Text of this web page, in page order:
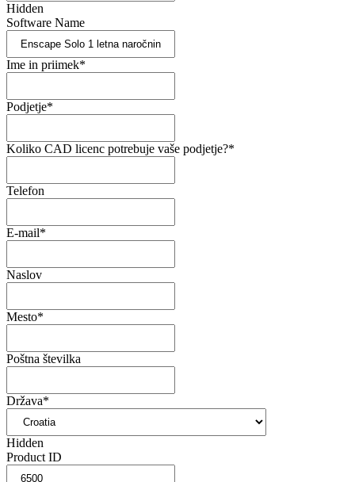
Hidden
Software Name
Ime in priimek*
Podjetje*
Koliko CAD licenc potrebuje vaše podjetje?*
Telefon
E-mail*
Naslov
Mesto*
Poštna številka
Država*
Hidden
Product ID